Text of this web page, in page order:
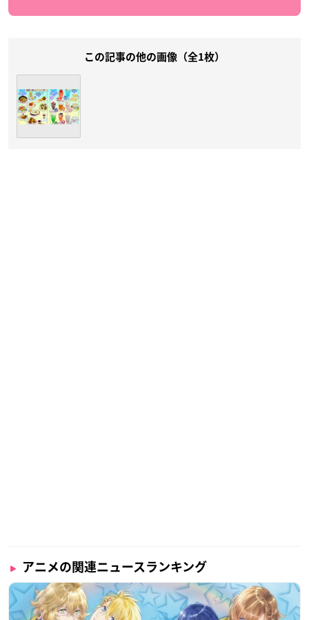
この記事の他の画像（全1枚）
アニメの関連ニュースランキング